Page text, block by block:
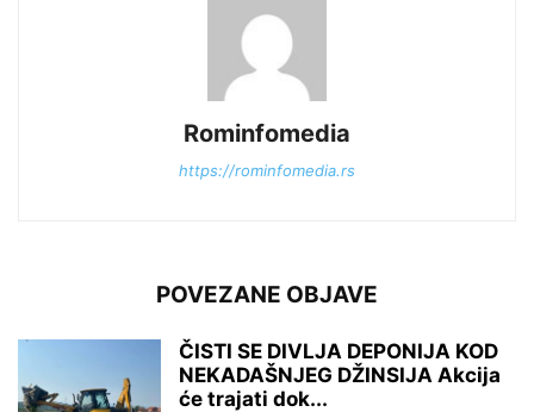
Rominfomedia
https://rominfomedia.rs
POVEZANE OBJAVE
ČISTI SE DIVLJA DEPONIJA KOD
NEKADAŠNJEG DŽINSIJA Akcija
će trajati dok...